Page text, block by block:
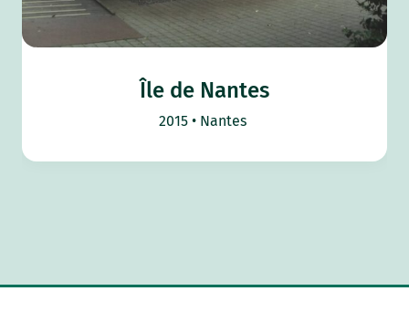
Île de Nantes
2015 Nantes